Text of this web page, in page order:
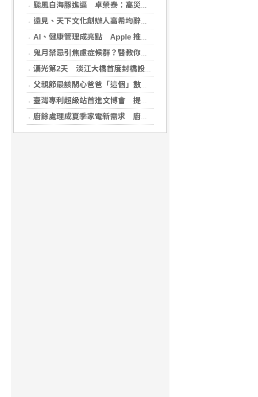
颱風白海豚進逼 卓榮泰：高災害潛勢區加強預防性整備
遠見、天下文化創辦人高希均辭世 留下華人世界珍貴思想遺產
AI、健康管理成亮點 Apple 推薦多元裝置迎接父親
鬼月禁忌引焦慮症候群？醫教你破除強迫症狀與焦慮迷思
漢光第2天 淡江大橋首度封橋設3防線阻敵直衝中樞
父親節最該關心爸爸「這個」數字！中西醫聯手揪出三高危機
臺灣專利超級站首進文博會 提供免費智財諮詢助創作者護創意
廚餘處理成夏季家電新需求 廚餘機優惠搭地方補助最高省近萬元